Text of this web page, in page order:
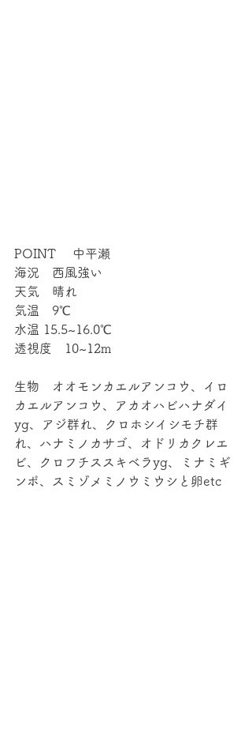
POINT 　中平瀬
海況　西風強い
天気　晴れ
気温　9℃
水温 15.5~16.0℃
透視度　10~12m
生物　オオモンカエルアンコウ、イロ
カエルアンコウ、アカオハビハナダイ
yg、アジ群れ、クロホシイシモチ群
れ、ハナミノカサゴ、オドリカクレエ
ビ、クロフチススキベラyg、ミナミギ
ンポ、スミゾメミノウミウシと卵etc